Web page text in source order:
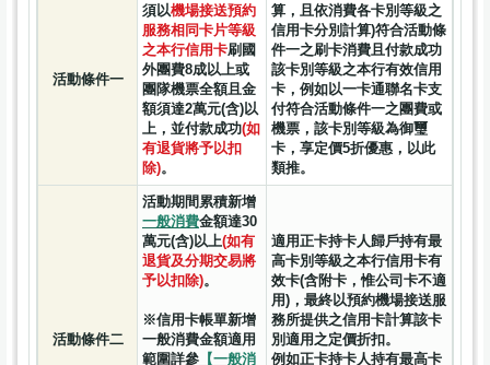
活動條件一
須以機場接送預約
服務相同卡片等級
之本行信用卡刷國
外團費8成以上或
團隊機票全額且金
額須達2萬元(含)以
上，並付款成功(如
有退貨將予以扣
除)。
算，且依消費各卡別等級之
信用卡分別計算)符合活動條
件一之刷卡消費且付款成功
該卡別等級之本行有效信用
卡，例如以一卡通聯名卡支
付符合活動條件一之團費或
機票，該卡別等級為御璽
卡，享定價5折優惠，以此
類推。
活動條件二
活動期間累積新增
一般消費金額達30
萬元(含)以上(如有
退貨及分期交易將
予以扣除)。
※信用卡帳單新增
一般消費金額適用
範圍詳參 【一般消
適用正卡持卡人歸戶持有最
高卡別等級之本行信用卡有
效卡(含附卡，惟公司卡不適
用)，最終以預約機場接送服
務所提供之信用卡計算該卡
別適用之定價折扣。
例如正卡持卡人持有最高卡